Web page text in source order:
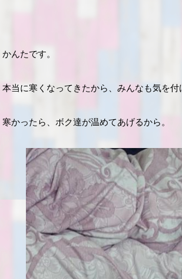
かんたです。
本当に寒くなってきたから、みんなも気を付
寒かったら、ボク達が温めてあげるから。